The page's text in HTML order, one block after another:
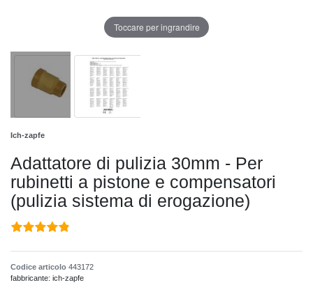
Toccare per ingrandire
Ich-zapfe
Adattatore di pulizia 30mm - Per
rubinetti a pistone e compensatori
(pulizia sistema di erogazione)
Codice articolo 443172
fabbricante: ich-zapfe